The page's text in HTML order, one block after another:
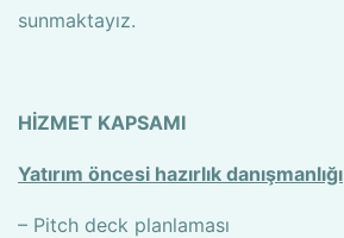
sunmaktayız.
HİZMET KAPSAMI
Yatırım öncesi hazırlık danışmanlığı
– Pitch deck planlaması